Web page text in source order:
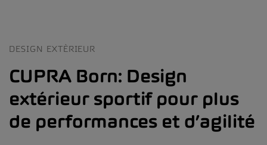
DESIGN EXTÈRIEUR
CUPRA Born: Design
extérieur sportif pour plus
de performances et d’agilité